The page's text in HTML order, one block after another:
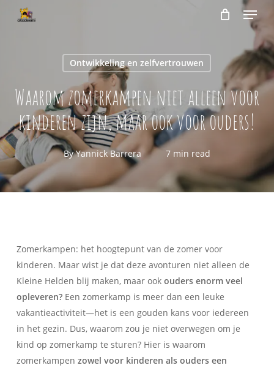
Menu
Close
Ontwikkeling en zelfvertrouwen
Waarom zomerkampen niet alleen voor
kinderen zijn, maar ook voor ouders!
By Yannick Barrera 7 min read
Zomerkampen: het hoogtepunt van de zomer voor
kinderen. Maar wist je dat deze avonturen niet alleen de
Kleine Helden blij maken, maar ook ouders enorm veel
opleveren?Een zomerkamp is meer dan een leuke
vakantieactiviteit—het is een gouden kans voor iedereen
in het gezin. Dus, waarom zou je nietoverwegen om je
kind op zomerkamp te sturen? Hier is waarom
zomerkampen zowel voor kinderen als ouders een